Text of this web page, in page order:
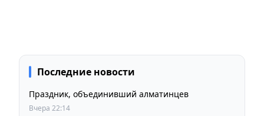
Последние новости
Праздник, объединивший алматинцев
Вчера 22:14